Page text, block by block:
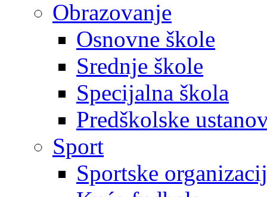
Obrazovanje
Osnovne škole
Srednje škole
Specijalna škola
Predškolske
Sport
Sportske